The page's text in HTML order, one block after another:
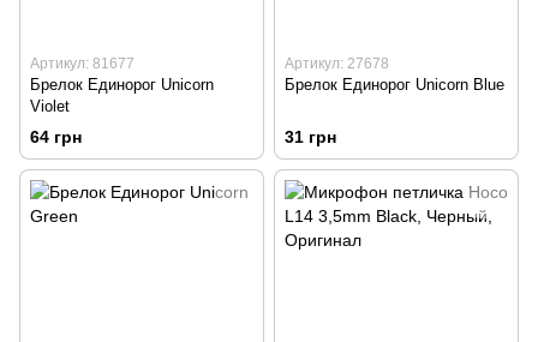
Артикул: 81677
Брелок Единорог Unicorn
Violet
64 грн
Артикул: 27678
Брелок Единорог Unicorn Blue
31 грн